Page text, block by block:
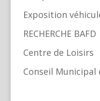
Exposition
RECHERCHE BAFD
Centre de Loisirs
Conseil Municipal